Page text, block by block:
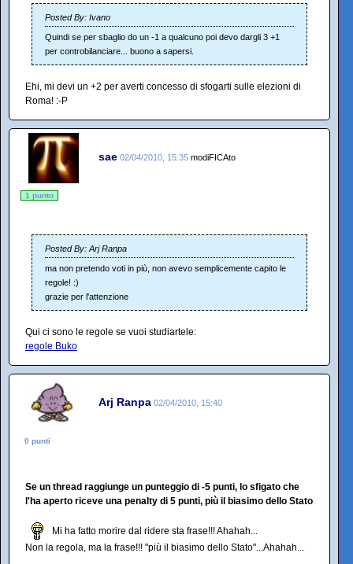
Posted By: Ivano
Quindi se per sbaglio do un -1 a qualcuno poi devo dargli 3 +1
per controbilanciare... buono a sapersi.
Ehi, mi devi un +2 per averti concesso di sfogarti sulle elezioni di
Roma! :-P
sae 02/04/2010, 15:35 modiFICAto
1 punto
Posted By: Arj Ranpa
ma non pretendo voti in più, non avevo semplicemente capito le
regole! :)
grazie per l'attenzione
Qui ci sono le regole se vuoi studiartele:
regole Buko
Arj Ranpa 02/04/2010, 15:40
0 punti
Se un thread raggiunge un punteggio di -5 punti, lo sfigato che
l'ha aperto riceve una penalty di 5 punti, più il biasimo dello Stato
Mi ha fatto morire dal ridere sta frase!!! Ahahah...
Non la regola, ma la frase!!! "più il biasimo dello Stato"...Ahahah...